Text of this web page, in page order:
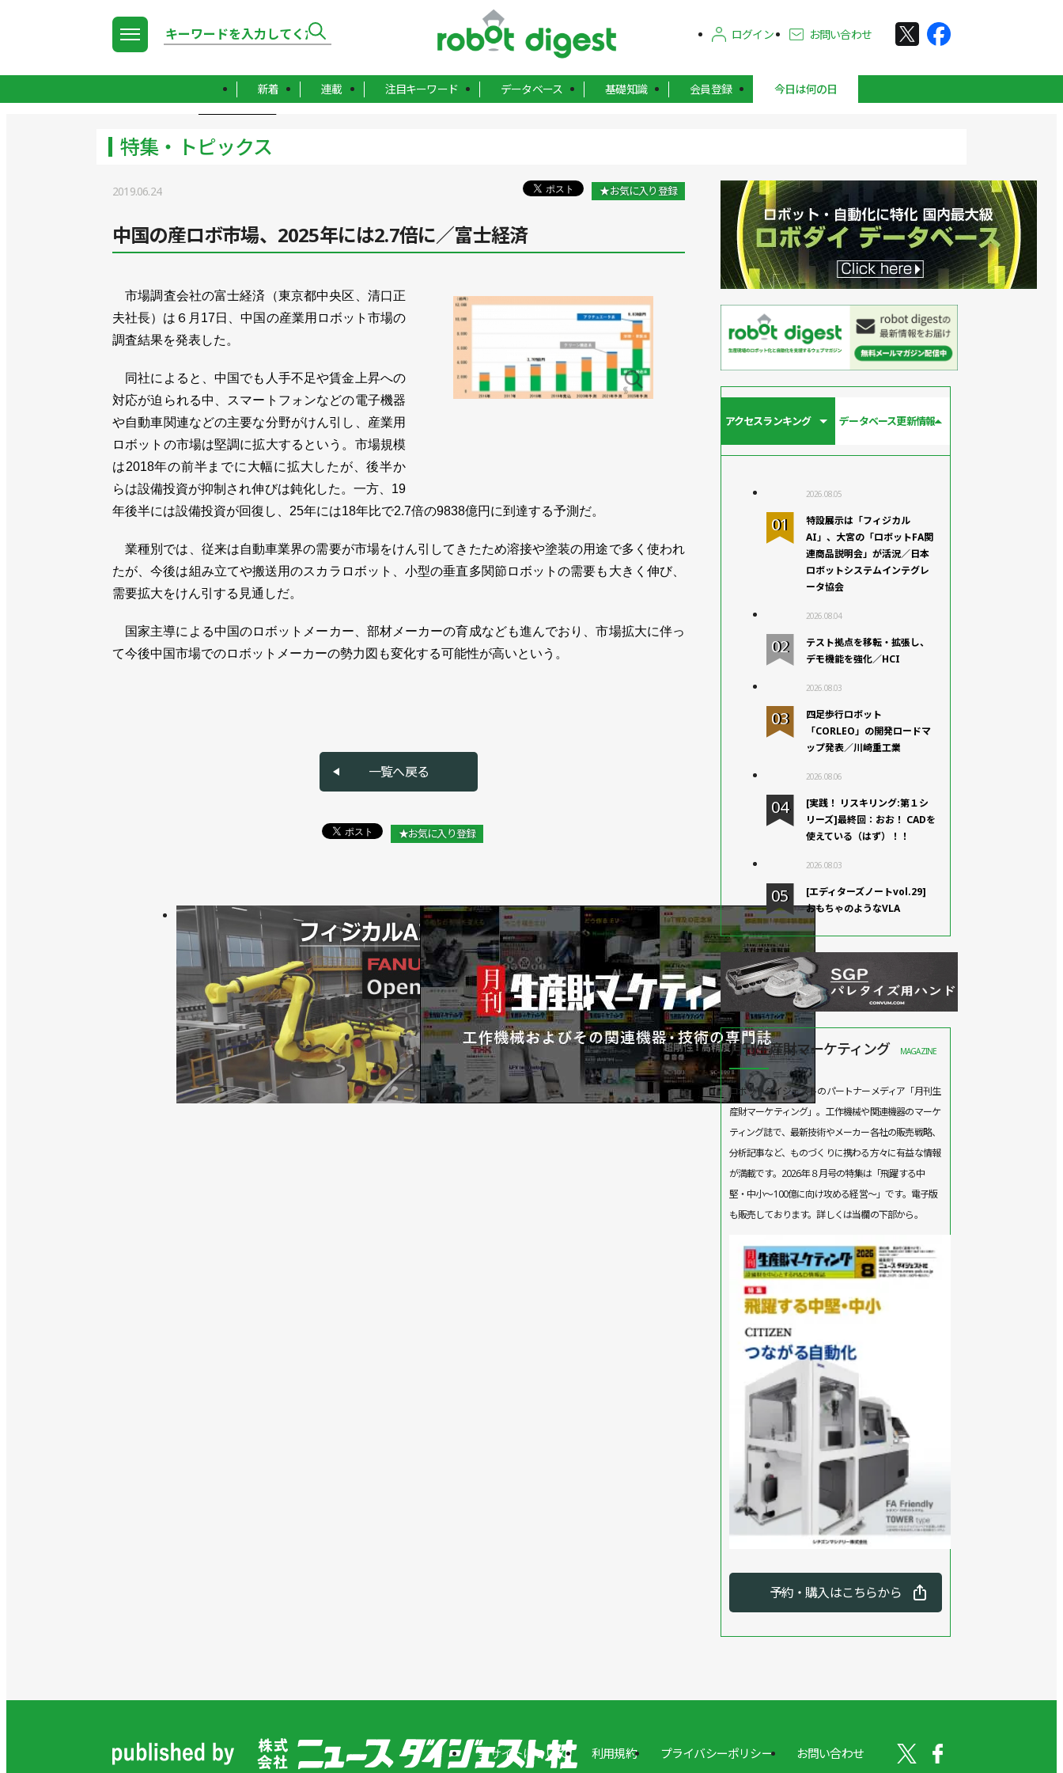
ログイン お問い合わせ
新着 連載 注目キーワード データベース 基礎知識 会員登録 今日は何の日
特集・トピックス
2019.06.24 ★お気に入り登録
中国の産ロボ市場、2025年には2.7倍に／富士経済
市場調査会社の富士経済（東京都中央区、清口正
夫社長）は６月17日、中国の産業用ロボット市場の
調査結果を発表した。
同社によると、中国でも人手不足や賃金上昇への
対応が迫られる中、スマートフォンなどの電子機器
や自動車関連などの主要な分野がけん引し、産業用
ロボットの市場は堅調に拡大するという。市場規模
は2018年の前半までに大幅に拡大したが、後半か
らは設備投資が抑制され伸びは鈍化した。一方、19
年後半には設備投資が回復し、25年には18年比で2.7倍の9838億円に到達する予測だ。
業種別では、従来は自動車業界の需要が市場をけん引してきたため溶接や塗装の用途で多く使われ
たが、今後は組み立てや搬送用のスカラロボット、小型の垂直多関節ロボットの需要も大きく伸び、
需要拡大をけん引する見通しだ。
国家主導による中国のロボットメーカー、部材メーカーの育成なども進んでおり、市場拡大に伴っ
て今後中国市場でのロボットメーカーの勢力図も変化する可能性が高いという。
一覧へ戻る
★お気に入り登録
アクセスランキング データベース更新情報
2026.08.05
特設展示は「フィジカル
AI」、大宮の「ロボットFA関
連商品説明会」が活況／日本
ロボットシステムインテグレ
ータ協会
2026.08.04
テスト拠点を移転・拡張し、
デモ機能を強化／HCI
2026.08.03
四足歩行ロボット
「CORLEO」の開発ロードマ
ップ発表／川崎重工業
2026.08.06
[実践！ リスキリング:第１シ
リーズ]最終回：おお！ CADを
使えている（はず）！！
2026.08.03
[エディターズノートvol.29]
おもちゃのようなVLA
月刊生産財マーケティング MAGAZINE
ロボットダイジェストのパートナーメディア「月刊生
産財マーケティング」。工作機械や関連機器のマーケ
ティング誌で、最新技術やメーカー各社の販売戦略、
分析記事など、ものづくりに携わる方々に有益な情報
が満載です。2026年８月号の特集は「飛躍する中
堅・中小～100億に向け攻める経営～」です。電子版
も販売しております。詳しくは当欄の下部から。
予約・購入はこちらから
当サイトについて 利用規約 プライバシーポリシー お問い合わせ